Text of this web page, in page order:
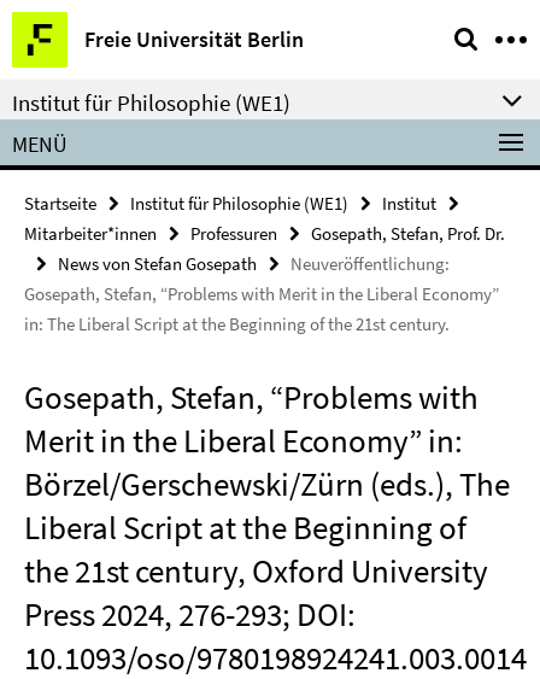
Springe
direkt
zu
Inhalt
Freie Universität Berlin
Service-
Navigation
Institut für Philosophie (WE1)
MENÜ
Startseite Institut für Philosophie (WE1)
Institut
Mitarbeiter*innen
Professuren
Gosepath, Stefan, Prof. Dr.
News von Stefan Gosepath
Neuveröffentlichung:
Gosepath, Stefan, “Problems with Merit in the Liberal Economy”
in: The Liberal Script at the Beginning of the 21st century.
Gosepath, Stefan, “Problems with
Merit in the Liberal Economy” in:
Börzel/Gerschewski/Zürn (eds.), The
Liberal Script at the Beginning of
the 21st century, Oxford University
Press 2024, 276-293; DOI:
10.1093/oso/9780198924241.003.0014